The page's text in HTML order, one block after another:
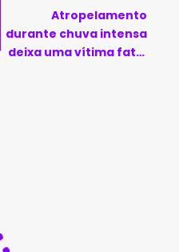
Atropelamento
durante chuva intensa
deixa uma vítima fatal